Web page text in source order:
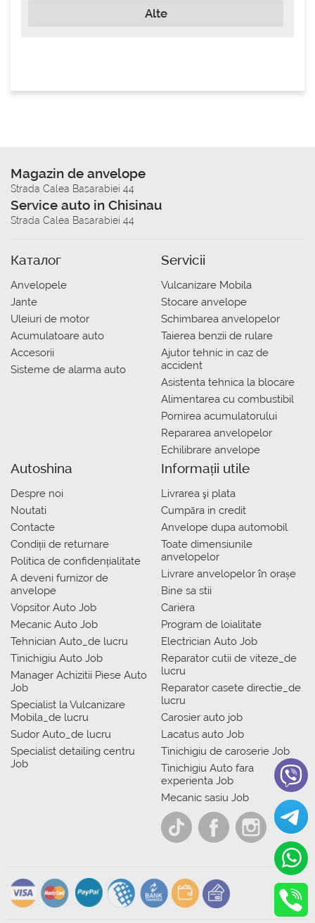
Alte
Magazin de anvelope
Strada Calea Basarabiei 44
Service auto in Chisinau
Strada Calea Basarabiei 44
Каталог
Anvelopele
Jante
Uleiuri de motor
Acumulatoare auto
Accesorii
Sisteme de alarma auto
Servicii
Vulcanizare Mobila
Stocare anvelope
Schimbarea anvelopelor
Taierea benzii de rulare
Ajutor tehnic in caz de
accident
Asistenta tehnica la blocare
Alimentarea cu combustibil
Pornirea acumulatorului
Repararea anvelopelor
Echilibrare anvelope
Autoshina
Despre noi
Noutati
Contacte
Condiții de returnare
Politica de confidențialitate
A deveni furnizor de
anvelope
Vopsitor Auto Job
Mecanic Auto Job
Tehnician Auto_de lucru
Tinichigiu Auto Job
Manager Achizitii Piese Auto
Job
Specialist la Vulcanizare
Mobila_de lucru
Sudor Auto_de lucru
Specialist detailing centru
Job
Informații utile
Livrarea şi plata
Сumpăra in credit
Anvelope dupa automobil
Toate dimensiunile
anvelopelor
Livrare anvelopelor în orașe
Bine sa stii
Cariera
Program de loialitate
Electrician Auto Job
Reparator cutii de viteze_de
lucru
Reparator casete directie_de
lucru
Carosier auto job
Lacatus auto Job
Tinichigiu de caroserie Job
Tinichigiu Auto fara
experienta Job
Mecanic sasiu Job